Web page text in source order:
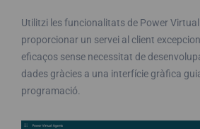
Utilitzi les funcionalitats de Power
proporcionar un servei al client
eficaços sense necessitat de
dades gràcies a una interfície gràfica
programació.